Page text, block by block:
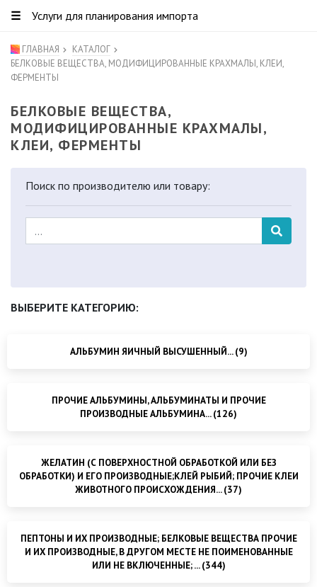
☰ Услуги для планирования импорта
ГЛАВНАЯ
КАТАЛОГ
БЕЛКОВЫЕ ВЕЩЕСТВА, МОДИФИЦИРОВАННЫЕ КРАХМАЛЫ, КЛЕИ,
ФЕРМЕНТЫ
БЕЛКОВЫЕ ВЕЩЕСТВА,
МОДИФИЦИРОВАННЫЕ КРАХМАЛЫ,
КЛЕИ, ФЕРМЕНТЫ
Поиск по производителю или товару:
ВЫБЕРИТЕ КАТЕГОРИЮ:
АЛЬБУМИН ЯИЧНЫЙ ВЫСУШЕННЫЙ... (9)
ПРОЧИЕ АЛЬБУМИНЫ, АЛЬБУМИНАТЫ И ПРОЧИЕ
ПРОИЗВОДНЫЕ АЛЬБУМИНА... (126)
ЖЕЛАТИН (С ПОВЕРХНОСТНОЙ ОБРАБОТКОЙ ИЛИ БЕЗ
ОБРАБОТКИ) И ЕГО ПРОИЗВОДНЫЕ;КЛЕЙ РЫБИЙ; ПРОЧИЕ КЛЕИ
ЖИВОТНОГО ПРОИСХОЖДЕНИЯ... (37)
ПЕПТОНЫ И ИХ ПРОИЗВОДНЫЕ; БЕЛКОВЫЕ ВЕЩЕСТВА ПРОЧИЕ
И ИХ ПРОИЗВОДНЫЕ, В ДРУГОМ МЕСТЕ НЕ ПОИМЕНОВАННЫЕ
ИЛИ НЕ ВКЛЮЧЕННЫЕ; ... (344)